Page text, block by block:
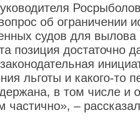
об ограничении
судов для
позиция достаточно
льготы и какого-то
в том числе и
частично», –